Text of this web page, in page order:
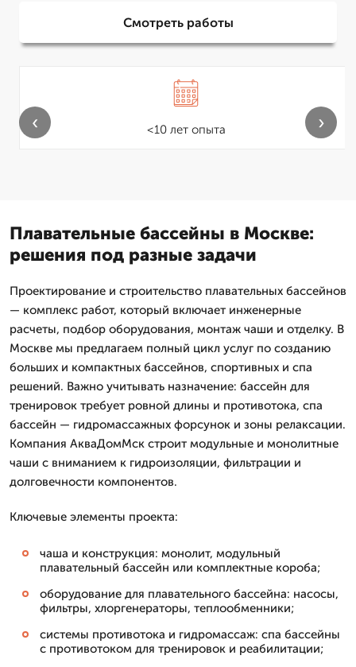
Смотреть работы
<10 лет опыта
‹ ›
Плавательные бассейны в Москве:
решения под разные задачи
Проектирование и строительство плавательных бассейнов
— комплекс работ, который включает инженерные
расчеты, подбор оборудования, монтаж чаши и отделку. В
Москве мы предлагаем полный цикл услуг по созданию
больших и компактных бассейнов, спортивных и спа
решений. Важно учитывать назначение: бассейн для
тренировок требует ровной длины и противотока, спа
бассейн — гидромассажных форсунок и зоны релаксации.
Компания АкваДомМск строит модульные и монолитные
чаши с вниманием к гидроизоляции, фильтрации и
долговечности компонентов.
Ключевые элементы проекта:
чаша и конструкция: монолит, модульный
плавательный бассейн или комплектные короба;
оборудование для плавательного бассейна: насосы,
фильтры, хлоргенераторы, теплообменники;
системы противотока и гидромассаж: спа бассейны
с противотоком для тренировок и реабилитации;